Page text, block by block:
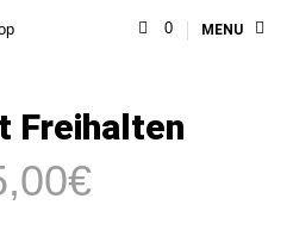
0 MENU
Freihalten
€